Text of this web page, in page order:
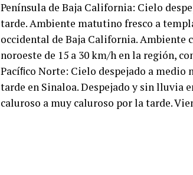
Península de Baja California: Cielo
tarde. Ambiente matutino fresco a
occidental de Baja California. Ambiente
noroeste de 15 a 30 km/h en la región,
Pacíﬁco Norte: Cielo despejado a
tarde en Sinaloa. Despejado y sin lluvia
caluroso a muy caluroso por la tarde.